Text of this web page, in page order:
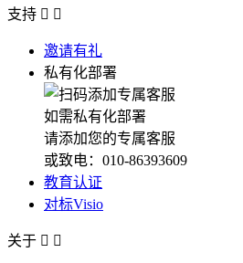
支持  
邀请有礼
私有化部署
如需私有化部署
请添加您的专属客服
或致电：010-86393609
教育认证
对标Visio
关于  